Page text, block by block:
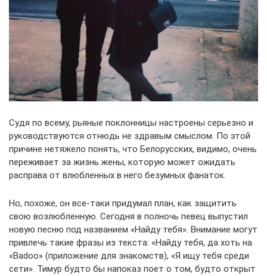
Судя по всему, рьяные поклонницы настроены серьезно и
руководствуются отнюдь не здравым смыслом. По этой
причине нетяжело понять, что Белорусских, видимо, очень
переживает за жизнь жены, которую может ожидать
расправа от влюбленных в него безумных фанаток.
Но, похоже, он все-таки придумал план, как защитить
свою возлюбленную. Сегодня в полночь певец выпустил
новую песню под названием «Найду тебя». Внимание могут
привлечь такие фразы из текста: «Найду тебя, да хоть на
«Badoo» (приложение для знакомств), «Я ищу тебя среди
сети». Тимур будто бы напоказ поет о том, будто открыт